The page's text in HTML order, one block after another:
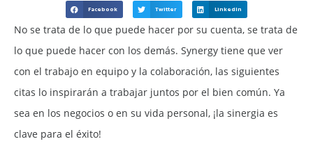
Facebook Twitter LinkedIn
No se trata de lo que puede hacer por su cuenta, se trata de
lo que puede hacer con los demás. Synergy tiene que ver
con el trabajo en equipo y la colaboración, las siguientes
citas lo inspirarán a trabajar juntos por el bien común. Ya
sea en los negocios o en su vida personal, ¡la sinergia es
clave para el éxito!